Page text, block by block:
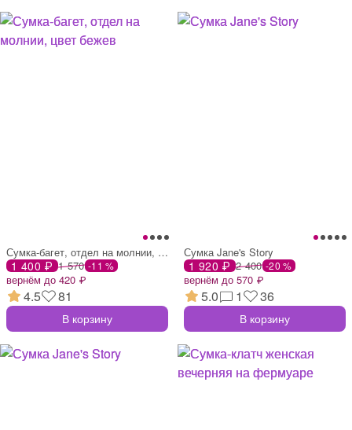
Сумка-багет, отдел на молнии, цвет бежев
1 400 ₽ 1 570 -11 %
вернём до 420 ₽
4.5 81
В корзину
Сумка Jane's Story
1 920 ₽ 2 400 -20 %
вернём до 570 ₽
5.0 1 36
В корзину